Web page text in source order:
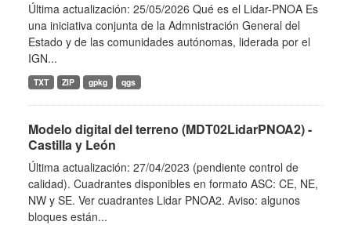
Última actualización: 25/05/2026 Qué es el Lidar-PNOA Es
una iniciativa conjunta de la Admnistración General del
Estado y de las comunidades autónomas, liderada por el
IGN...
TXT ZIP gpkg qgs
Modelo digital del terreno (MDT02LidarPNOA2) -
Castilla y León
Última actualización: 27/04/2023 (pendiente control de
calidad). Cuadrantes disponibles en formato ASC: CE, NE,
NW y SE. Ver cuadrantes Lidar PNOA2. Aviso: algunos
bloques están...